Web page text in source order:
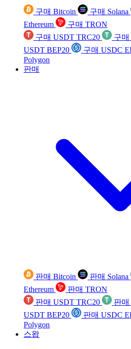
구매 Bitcoin 구매 Solana
Ethereum
구매 TRON
구매 USDT TRC20
구매
USDT BEP20
구매 USDC
Polygon
판매
판매 Bitcoin 판매 Solana
Ethereum
판매 TRON
판매 USDT TRC20
판매
USDT BEP20
판매 USDC
Polygon
스왑